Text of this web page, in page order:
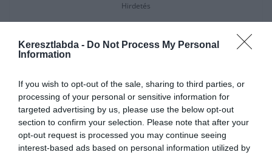
Keresztlabda - Do Not Process My Personal
Information
If you wish to opt-out of the sale, sharing to third parties, or
processing of your personal or sensitive information for
targeted advertising by us, please use the below opt-out
section to confirm your selection. Please note that after your
opt-out request is processed you may continue seeing
interest-based ads based on personal information utilized by
Hirdetés